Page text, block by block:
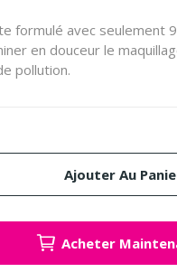
formulé avec seulement
en douceur le
pollution.
Ajouter Au
Acheter